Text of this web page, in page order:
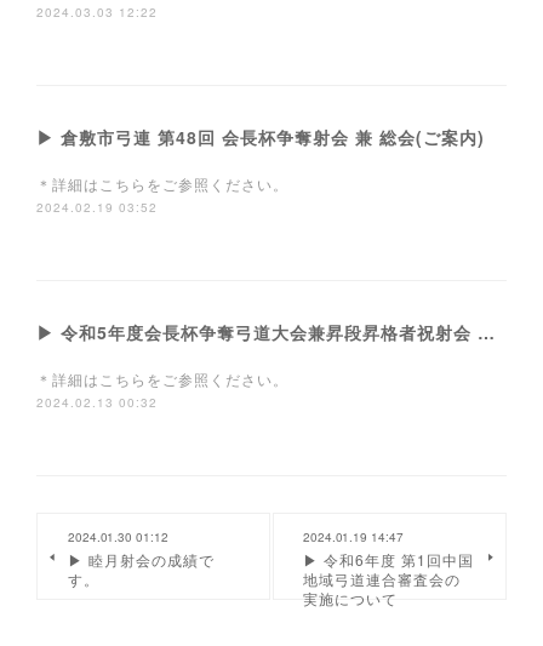
2024.03.03 12:22
▶ 倉敷市弓連 第48回 会長杯争奪射会 兼 総会(ご案内)
＊詳細はこちらをご参照ください。
2024.02.19 03:52
▶ 令和5年度会長杯争奪弓道大会兼昇段昇格者祝射会 及び優秀団体・優秀選手表彰式のご案内
＊詳細はこちらをご参照ください。
2024.02.13 00:32
2024.01.30 01:12
▶ 睦月射会の成績で
す。
2024.01.19 14:47
▶ 令和6年度 第1回中国
地域弓道連合審査会の
実施について